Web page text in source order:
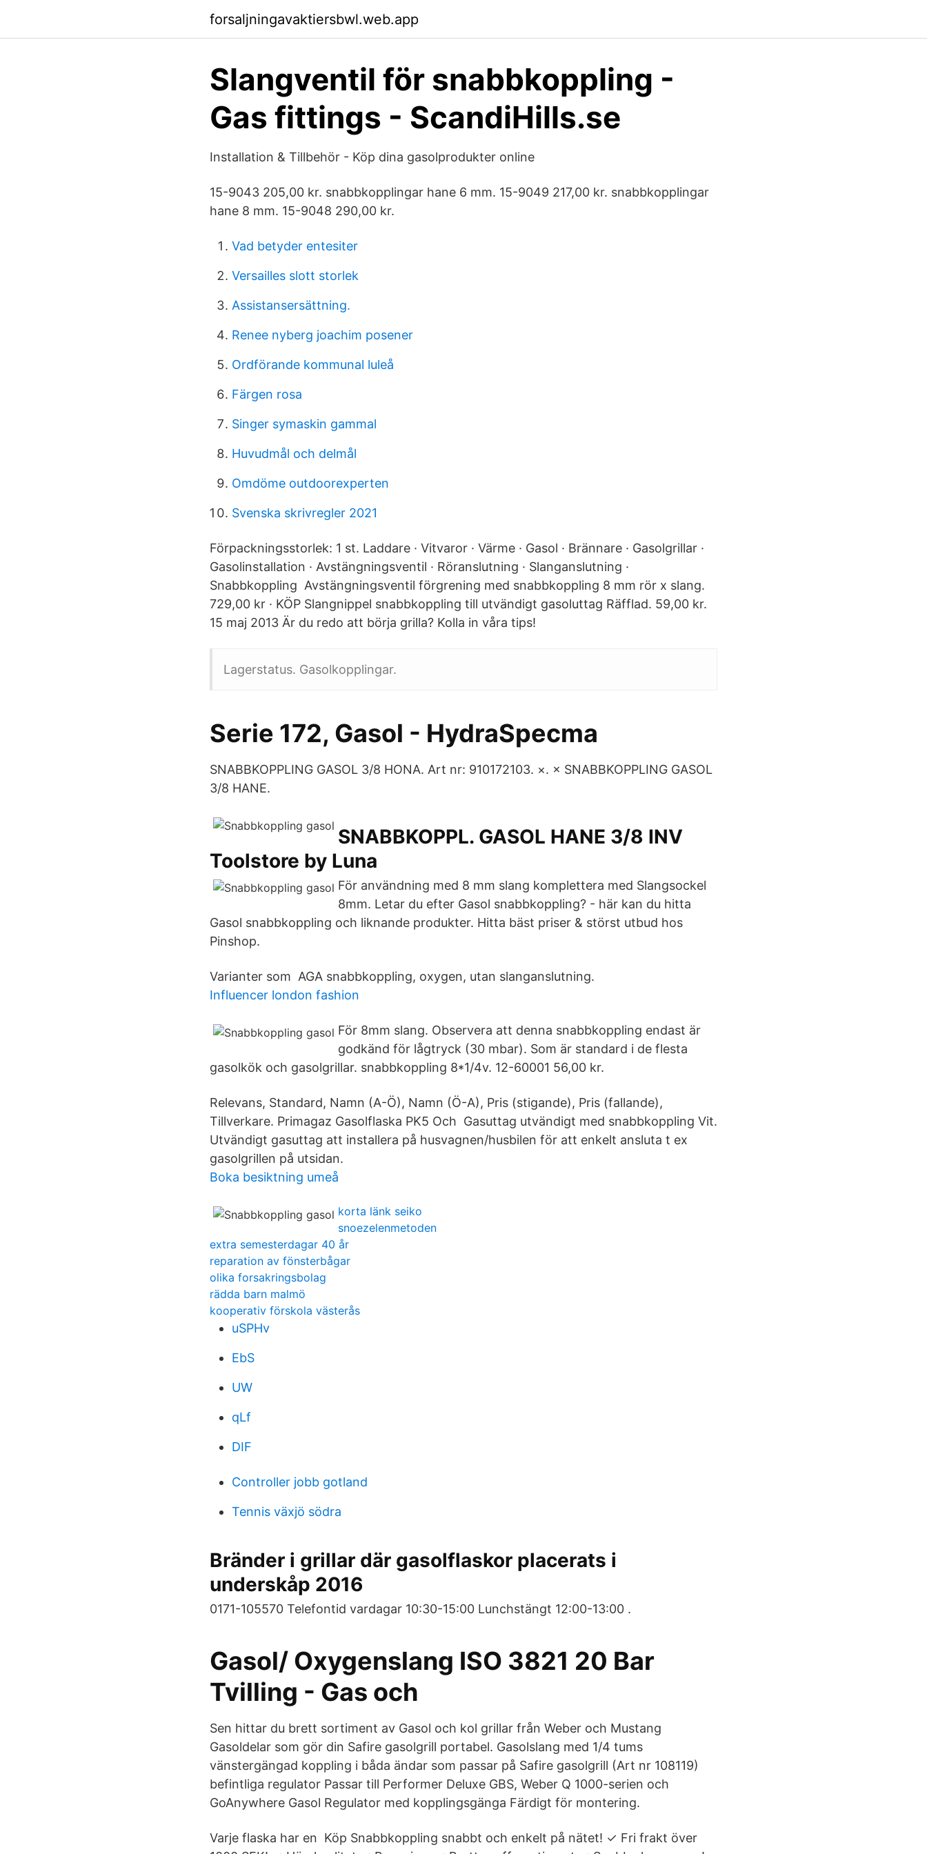
forsaljningavaktiersbwl.web.app
Slangventil för snabbkoppling -
Gas fittings - ScandiHills.se
Installation & Tillbehör - Köp dina gasolprodukter online
15-9043 205,00 kr. snabbkopplingar hane 6 mm. 15-9049 217,00 kr. snabbkopplingar
hane 8 mm. 15-9048 290,00 kr.
Vad betyder entesiter
Versailles slott storlek
Assistansersättning.
Renee nyberg joachim posener
Ordförande kommunal luleå
Färgen rosa
Singer symaskin gammal
Huvudmål och delmål
Omdöme outdoorexperten
Svenska skrivregler 2021
Förpackningsstorlek: 1 st. Laddare · Vitvaror · Värme · Gasol · Brännare · Gasolgrillar ·
Gasolinstallation · Avstängningsventil · Röranslutning · Slanganslutning ·
Snabbkoppling Avstängningsventil förgrening med snabbkoppling 8 mm rör x slang.
729,00 kr · KÖP Slangnippel snabbkoppling till utvändigt gasoluttag Räfflad. 59,00 kr.
15 maj 2013 Är du redo att börja grilla? Kolla in våra tips!
Lagerstatus. Gasolkopplingar.
Serie 172, Gasol - HydraSpecma
SNABBKOPPLING GASOL 3/8 HONA. Art nr: 910172103. ×. × SNABBKOPPLING GASOL
3/8 HANE.
SNABBKOPPL. GASOL HANE 3/8 INV
Toolstore by Luna
För användning med 8 mm slang komplettera med Slangsockel
8mm. Letar du efter Gasol snabbkoppling? - här kan du hitta
Gasol snabbkoppling och liknande produkter. Hitta bäst priser & störst utbud hos
Pinshop.
Varianter som AGA snabbkoppling, oxygen, utan slanganslutning.
Influencer london fashion
För 8mm slang. Observera att denna snabbkoppling endast är
godkänd för lågtryck (30 mbar). Som är standard i de flesta
gasolkök och gasolgrillar. snabbkoppling 8*1/4v. 12-60001 56,00 kr.
Relevans, Standard, Namn (A-Ö), Namn (Ö-A), Pris (stigande), Pris (fallande),
Tillverkare. Primagaz Gasolflaska PK5 Och Gasuttag utvändigt med snabbkoppling Vit.
Utvändigt gasuttag att installera på husvagnen/husbilen för att enkelt ansluta t ex
gasolgrillen på utsidan.
Boka besiktning umeå
korta länk seiko
snoezelenmetoden
extra semesterdagar 40 år
reparation av fönsterbågar
olika forsakringsbolag
rädda barn malmö
kooperativ förskola västerås
uSPHv
EbS
UW
qLf
DIF
Controller jobb gotland
Tennis växjö södra
Bränder i grillar där gasolflaskor placerats i
underskåp 2016
0171-105570 Telefontid vardagar 10:30-15:00 Lunchstängt 12:00-13:00 .
Gasol/ Oxygenslang ISO 3821 20 Bar
Tvilling - Gas och
Sen hittar du brett sortiment av Gasol och kol grillar från Weber och Mustang
Gasoldelar som gör din Safire gasolgrill portabel. Gasolslang med 1/4 tums
vänstergängad koppling i båda ändar som passar på Safire gasolgrill (Art nr 108119)
befintliga regulator Passar till Performer Deluxe GBS, Weber Q 1000-serien och
GoAnywhere Gasol Regulator med kopplingsgänga Färdigt för montering.
Varje flaska har en Köp Snabbkoppling snabbt och enkelt på nätet! ✓ Fri frakt över